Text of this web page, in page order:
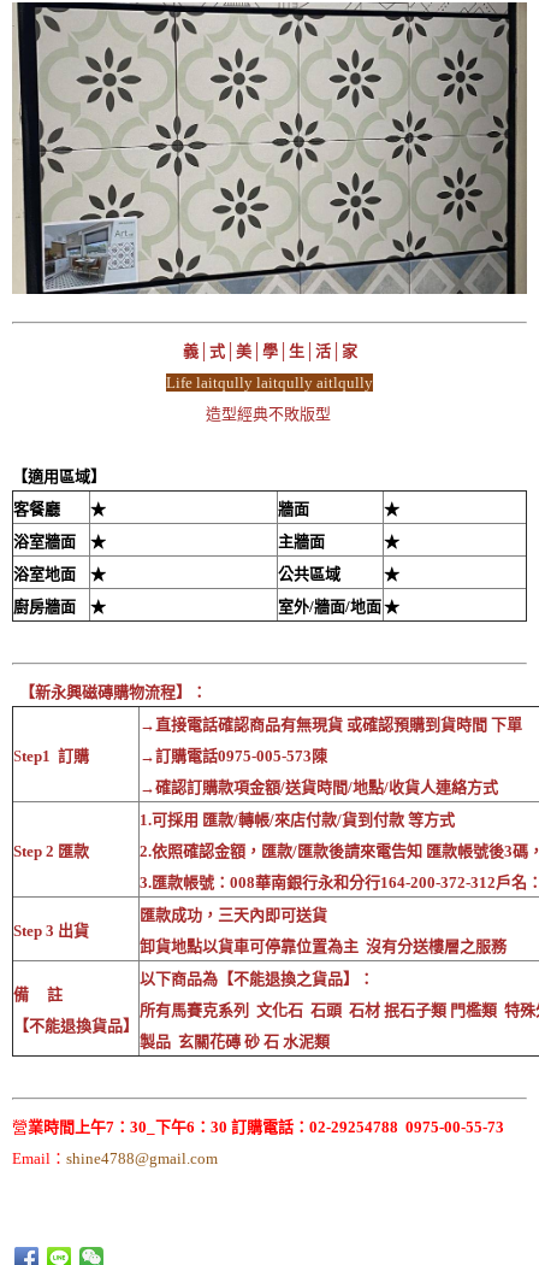
義│式│美│學│生│活│家
Life laitqully laitqully aitlqully
造型經典不敗版型
【適用區域】
客餐廳
★ 牆面
★
浴室牆面
★ 主牆面
★
浴室地面
★ 公共區域
★
廚房牆面
★ 室外/牆面/地面★
【新永興磁磚購物流程】：
Step1 訂購
→直接電話確認商品有無現貨 或確認預購到貨時間 下單
→訂購電話0975-005-573陳
→確認訂購款項金額/送貨時間/地點/收貨人連絡方式
Step 2 匯款
1.可採用 匯款/轉帳/來店付款/貨到付款 等方式
2.依照確認金額，匯款/匯款後請來電告知 匯款帳號後3碼
3.匯款帳號：008華南銀行永和分行164-200-372-312戶名
Step 3 出貨
匯款成功，三天內即可送貨
卸貨地點以貨車可停靠位置為主 沒有分送樓層之服務
備 註
【不能退換貨品】
以下商品為【不能退換之貨品】：
所有馬賽克系列 文化石 石頭 石材 抿石子類 門檻類 特
製品 玄關花磚 砂 石 水泥類
營業時間上午7：30_下午6：30 訂購電話：02-29254788 0975-00-55-73
Email： shine4788@gmail.com